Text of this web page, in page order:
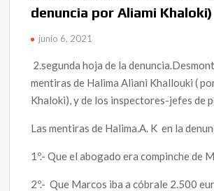
denuncia por Aliami Khaloki)
junio 6, 2021
2.segunda hoja de la
mentiras de Halima Aliani Khallouki (
Khaloki), y de los inspectores-jefes de
Las mentiras de Halima.A. K en la
1º.- Que el abogado era compinche de
2º.- Que Marcos iba a cóbrale 2.500